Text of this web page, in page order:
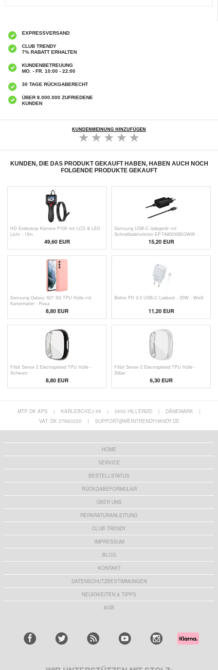
EXPRESSVERSAND
CLUB TRENDY
7% RABATT ERHALTEN
KUNDENBETREUUNG
MO. - FR. 10:00 - 22:00
30 TAGE RÜCKGABERECHT
ÜBER 8.000.000 ZUFRIEDENE
KUNDEN
KUNDENMEINUNG HINZUFÜGEN
KUNDEN, DIE DAS PRODUKT GEKAUFT HABEN, HABEN AUCH NOCH
FOLGENDE PRODUKTE GEKAUFT
HD Endoskop Kamera P100 mit LCD & LED
Licht - 15m
49,60 EUR
Samsung USB-C ladegerät mit
Schnellladefunktion EP-TA800XBEGWW -
15,20EUR
Samsung Galaxy S21 5G TPU Hülle mit
Kartenhalter - Rosa
8,80 EUR
Beline PD 3.0 USB-C Ladeset - 20W - Weiß
11,20 EUR
Fitbit Sense 2 Electroplated TPU Hülle -
Schwarz
8,80 EUR
Fitbit Sense 2 Electroplated TPU Hülle -
Silber
6,30 EUR
MTP DK APS | KARLEBOVEJ 59 | 3400 HILLERØD | DÄNEMARK
|
VAT: DK 37860220
| SUPPORT@MEINTRENDYHANDY.DE
HOME
SERVICE
BESTELLSTATUS
RÜCKGABEFORMULAR
ÜBER UNS
REPARATURANLEITUNG
CLUB TRENDY
IMPRESSUM
BLOG
KONTAKT
DATENSCHUTZBESTIMMUNGEN
NEUIGKEITEN & TIPPS
AGB